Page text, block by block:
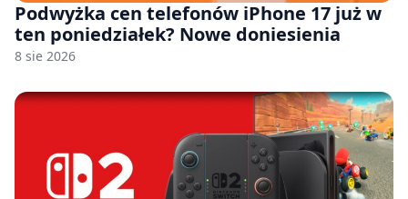
Podwyżka cen telefonów iPhone 17 już w
ten poniedziałek? Nowe doniesienia
8 sie 2026